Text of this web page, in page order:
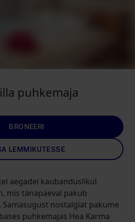
puhkemaja
BRONEERI
LEMMIKUTESSE
aegadel kaubanduslikul
mis tänapäeval pakub
nostalgiat pakume
puhkemajas Hea Karma